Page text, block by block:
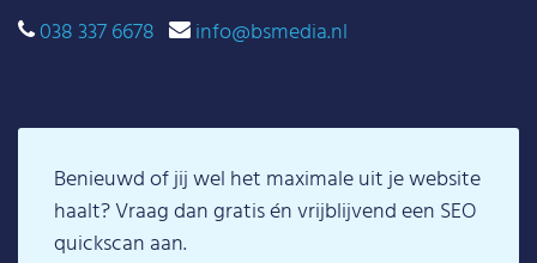
038 337 6678
info@bsmedia.nl
Benieuwd of jij wel het maximale uit je website
haalt? Vraag dan gratis én vrijblijvend een SEO
quickscan aan.